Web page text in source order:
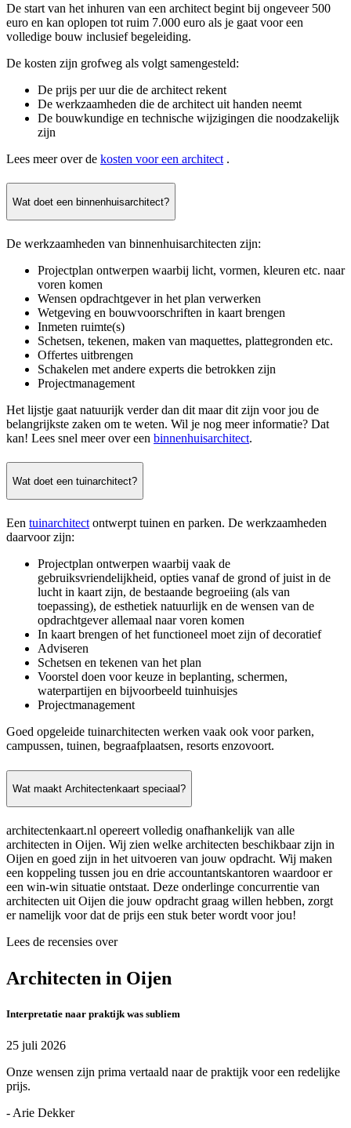
De start van het inhuren van een architect begint bij ongeveer 500
euro en kan oplopen tot ruim 7.000 euro als je gaat voor een
volledige bouw inclusief begeleiding.
De kosten zijn grofweg als volgt samengesteld:
De prijs per uur die de architect rekent
De werkzaamheden die de architect uit handen neemt
De bouwkundige en technische wijzigingen die noodzakelijk
zijn
Lees meer over de kosten voor een architect .
Wat doet een binnenhuisarchitect?
De werkzaamheden van binnenhuisarchitecten zijn:
Projectplan ontwerpen waarbij licht, vormen, kleuren etc. naar
voren komen
Wensen opdrachtgever in het plan verwerken
Wetgeving en bouwvoorschriften in kaart brengen
Inmeten ruimte(s)
Schetsen, tekenen, maken van maquettes, plattegronden etc.
Offertes uitbrengen
Schakelen met andere experts die betrokken zijn
Projectmanagement
Het lijstje gaat natuurijk verder dan dit maar dit zijn voor jou de
belangrijkste zaken om te weten. Wil je nog meer informatie? Dat
kan! Lees snel meer over een binnenhuisarchitect.
Wat doet een tuinarchitect?
Een tuinarchitect ontwerpt tuinen en parken. De werkzaamheden
daarvoor zijn:
Projectplan ontwerpen waarbij vaak de
gebruiksvriendelijkheid, opties vanaf de grond of juist in de
lucht in kaart zijn, de bestaande begroeiing (als van
toepassing), de esthetiek natuurlijk en de wensen van de
opdrachtgever allemaal naar voren komen
In kaart brengen of het functioneel moet zijn of decoratief
Adviseren
Schetsen en tekenen van het plan
Voorstel doen voor keuze in beplanting, schermen,
waterpartijen en bijvoorbeeld tuinhuisjes
Projectmanagement
Goed opgeleide tuinarchitecten werken vaak ook voor parken,
campussen, tuinen, begraafplaatsen, resorts enzovoort.
Wat maakt Architectenkaart speciaal?
architectenkaart.nl opereert volledig onafhankelijk van alle
architecten in Oijen. Wij zien welke architecten beschikbaar zijn in
Oijen en goed zijn in het uitvoeren van jouw opdracht. Wij maken
een koppeling tussen jou en drie accountantskantoren waardoor er
een win-win situatie ontstaat. Deze onderlinge concurrentie van
architecten uit Oijen die jouw opdracht graag willen hebben, zorgt
er namelijk voor dat de prijs een stuk beter wordt voor jou!
Lees de recensies over
Architecten in Oijen
Interpretatie naar praktijk was subliem
25 juli 2026
Onze wensen zijn prima vertaald naar de praktijk voor een redelijke
prijs.
- Arie Dekker